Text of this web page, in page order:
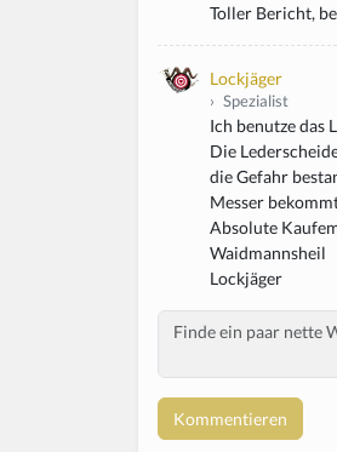
Toller Bericht,
Lockjäger
› Spezialist
Ich benutze das
Die
die Gefahr
Messer
Absolute
Waidmannsheil
Lockjäger
o
u
Body